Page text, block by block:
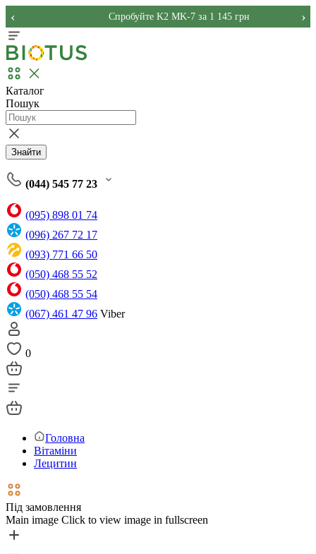
Спробуйте K2 MK-7 за 1 145 грн
‹ ›
Каталог
Пошук
Знайти
(044) 545 77 23
(095) 898 01 74
(096) 267 72 17
(093) 771 66 50
(050) 468 55 52
(050) 468 55 54
(067) 461 47 96 Viber
0
Головна
Вітаміни
Лецитин
Під замовлення
Main image Click to view image in fullscreen